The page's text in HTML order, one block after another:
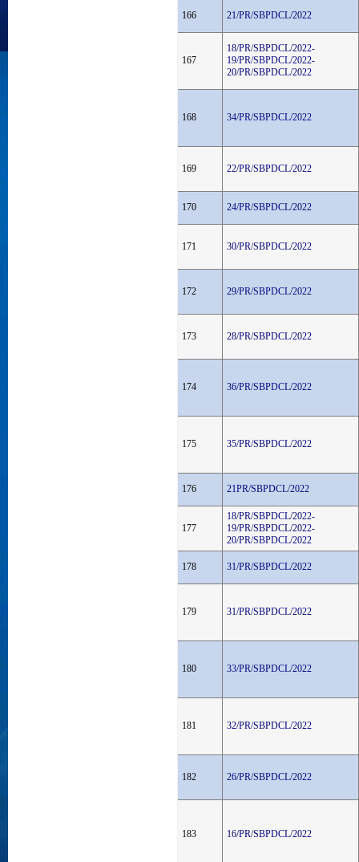
166 21/PR/SBPDCL/2022
167
18/PR/SBPDCL/2022-
19/PR/SBPDCL/2022-
20/PR/SBPDCL/2022
168 34/PR/SBPDCL/2022
169 22/PR/SBPDCL/2022
170 24/PR/SBPDCL/2022
171 30/PR/SBPDCL/2022
172 29/PR/SBPDCL/2022
173 28/PR/SBPDCL/2022
174 36/PR/SBPDCL/2022
175 35/PR/SBPDCL/2022
176 21PR/SBPDCL/2022
177
18/PR/SBPDCL/2022-
19/PR/SBPDCL/2022-
20/PR/SBPDCL/2022
178 31/PR/SBPDCL/2022
179 31/PR/SBPDCL/2022
180 33/PR/SBPDCL/2022
181 32/PR/SBPDCL/2022
182 26/PR/SBPDCL/2022
183 16/PR/SBPDCL/2022